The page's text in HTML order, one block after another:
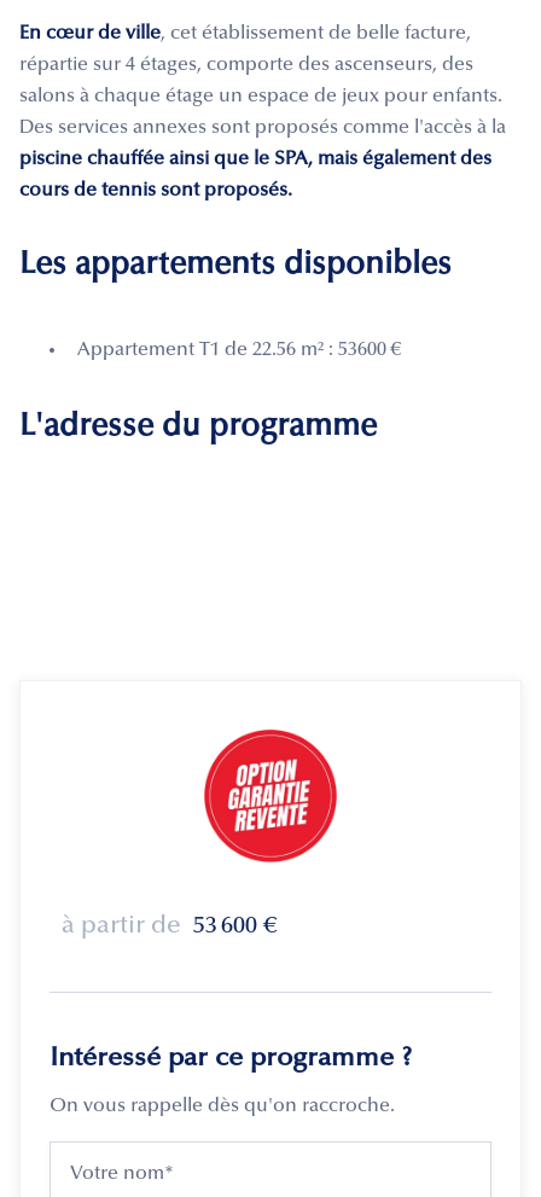
En cœur de ville, cet établissement de belle facture,
répartie sur 4 étages, comporte des ascenseurs, des
salons à chaque étage un espace de jeux pour enfants.
Des services annexes sont proposés comme l'accès à la
piscine chauffée ainsi que le SPA, mais également des
cours de tennis sont proposés.
Les appartements disponibles
Appartement T1 de 22.56 m² : 53600 €
L'adresse du programme
à partir de 53 600 €
Intéressé par ce programme ?
On vous rappelle dès qu'on raccroche.